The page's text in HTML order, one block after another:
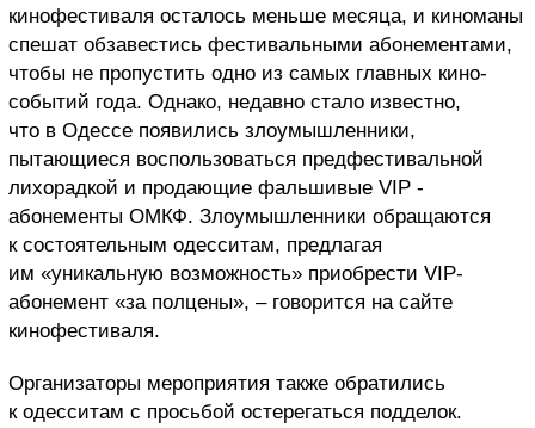
кинофестиваля осталось меньше месяца, и киноманы
спешат обзавестись фестивальными абонементами,
чтобы не пропустить одно из самых главных кино-
событий года. Однако, недавно стало известно,
что в Одессе появились злоумышленники,
пытающиеся воспользоваться предфестивальной
лихорадкой и продающие фальшивые VIP -
абонементы ОМКФ. Злоумышленники обращаются
к состоятельным одесситам, предлагая
им «уникальную возможность» приобрести VIP-
абонемент «за полцены», – говорится на сайте
кинофестиваля.
Организаторы мероприятия также обратились
к одесситам с просьбой остерегаться подделок.